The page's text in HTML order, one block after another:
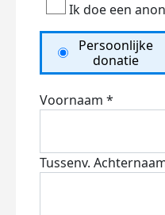
Ik doe een
Persoonlijke
donatie
Voornaam *
Tussenv.